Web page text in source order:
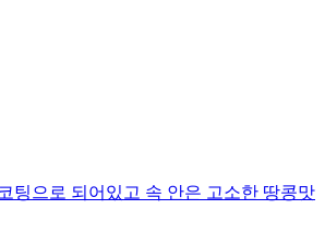
팅으로 되어있고 속 안은 고소한 땅콩맛